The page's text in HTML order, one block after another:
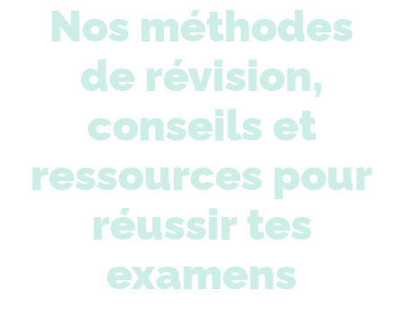
Nos méthodes
de révision,
conseils et
ressources pour
réussir tes
examens